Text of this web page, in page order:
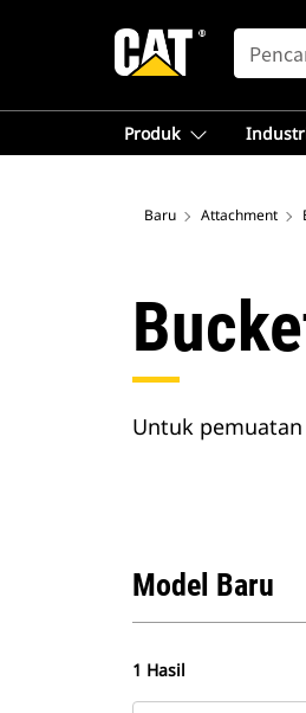
SEARCH
Produk
Baru Attachment
Untuk
Model Baru
1 Hasil